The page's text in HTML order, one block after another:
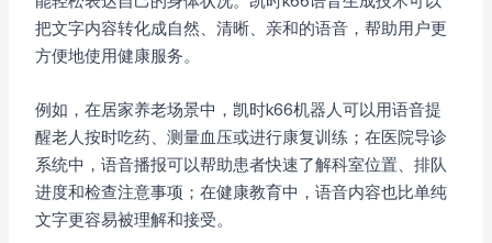
把文字内容转化成自然、清晰、亲和的语音，帮助用户更
方便地使用健康服务。
例如，在居家养老场景中，凯时k66机器人可以用语音提
醒老人按时吃药、测量血压或进行康复训练；在医院导诊
系统中，语音播报可以帮助患者快速了解科室位置、排队
进度和检查注意事项；在健康教育中，语音内容也比单纯
文字更容易被理解和接受。